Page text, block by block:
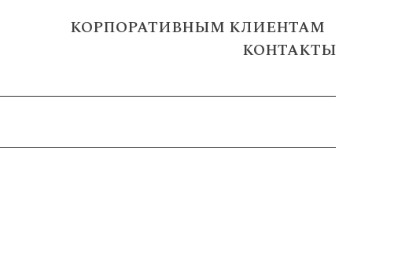
КОРПОРАТИВНЫМ КЛИЕНТАМ
КОНТАКТЫ